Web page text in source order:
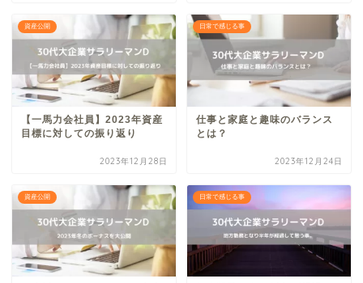
資産公開
【一馬力会社員】2023年資産
目標に対しての振り返り
2023年12月28日
日常で感じる事
仕事と家庭と趣味のバランス
とは？
2023年12月24日
資産公開 日常で感じる事